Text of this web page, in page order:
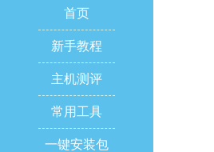
首页
新手教程
主机测评
常用工具
一键安装包